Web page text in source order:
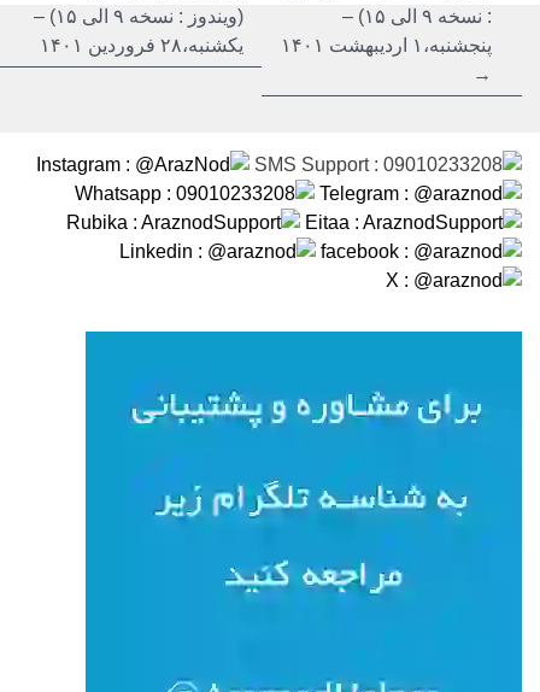
(ویندوز : نسخه ۹ الی ۱۵) –
یکشنبه،۲۸ فروردین ۱۴۰۱
: نسخه ۹ الی ۱۵) –
پنجشنبه،۱ اردیبهشت ۱۴۰۱
→